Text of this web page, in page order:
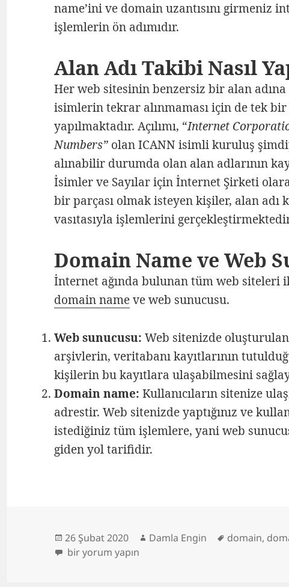
name’ini ve domain uzantısını girmeniz
işlemlerin ön adımıdır.
Alan Adı Takibi Nasıl
Her web sitesinin benzersiz bir alan adına
isimlerin tekrar alınmaması için de tek
yapılmaktadır. Açılımı, “Internet
Numbers” olan ICANN isimli kuruluş
alınabilir durumda olan alan adlarının
İsimler ve Sayılar için İnternet Şirketi
bir parçası olmak isteyen kişiler, alan adı
vasıtasıyla işlemlerini
Domain Name ve Web
İnternet ağında bulunan tüm web siteleri
domain nameve web sunucusu.
Web sunucusu: Web sitenizde
arşivlerin, veritabanı kayıtlarının
kişilerin bu kayıtlara ulaşabilmesini
Domain name:Kullanıcıların sitenize
adrestir. Web sitenizde yaptığınız ve
istediğiniz tüm işlemlere, yani web
giden yol tarifidir.
Yayın
tarihi
26 Şubat 2020 Yazar
Damla Engin Etiketler
domain,
Domain Nedir? için
bir yorum yapın